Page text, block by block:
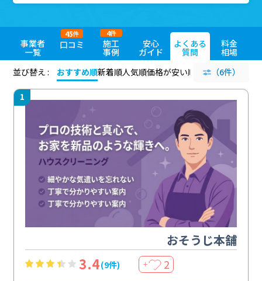
事業者
一覧
口コミ
45件
施工
事例
4件
安心
ガイド
よくある
質問
料金
相場
並び替え :
おすすめ順新着順人気順価格が安い順 評価が高い順
（6件）
1
おそうじ本舗
3.4(9件) ＋ 2